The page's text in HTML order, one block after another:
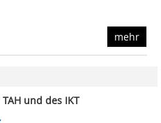
mehr
und des IKT